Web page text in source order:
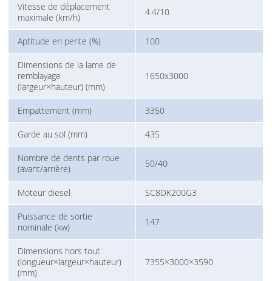
Vitesse de déplacement
maximale (km/h)
4.4/10
Aptitude en pente (%) 100
Dimensions de la lame de
remblayage
(largeur×hauteur) (mm)
1650x3000
Empattement (mm) 3350
Garde au sol (mm) 435
Nombre de dents par roue
(avant/arrière)
50/40
Moteur diesel SC8DK200G3
Puissance de sortie
nominale (kw)
147
Dimensions hors tout
(longueur×largeur×hauteur)
(mm)
7355×3000×3590